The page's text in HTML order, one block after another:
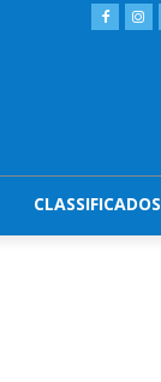
CLASSIFICADOS